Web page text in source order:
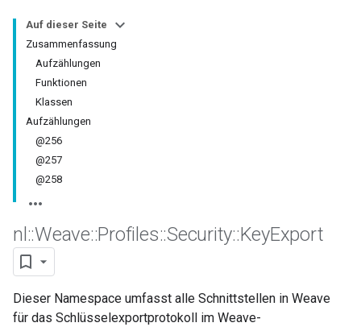
Auf dieser Seite
Zusammenfassung
Aufzählungen
Funktionen
Klassen
Aufzählungen
@256
@257
@258
nl ::Weave::Profiles::Security::KeyExport
Dieser Namespace umfasst alle Schnittstellen in Weave
für das Schlüsselexportprotokoll im Weave-